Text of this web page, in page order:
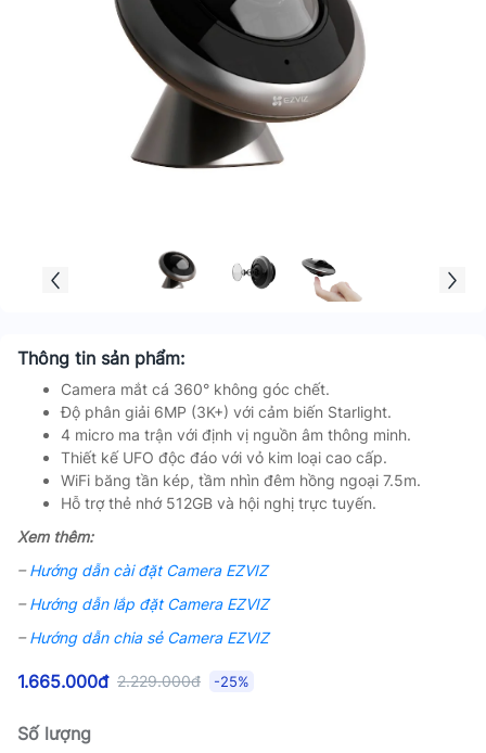
Thông tin sản phẩm:
Camera mắt cá 360° không góc chết.
Độ phân giải 6MP (3K+) với cảm biến Starlight.
4 micro ma trận với định vị nguồn âm thông minh.
Thiết kế UFO độc đáo với vỏ kim loại cao cấp.
WiFi băng tần kép, tầm nhìn đêm hồng ngoại 7.5m.
Hỗ trợ thẻ nhớ 512GB và hội nghị trực tuyến.
Xem thêm:
–Hướng dẫn cài đặt Camera EZVIZ
–Hướng dẫn lắp đặt Camera EZVIZ
–Hướng dẫn chia sẻ Camera EZVIZ
1.665.000đ 2.229.000đ -25%
Số lượng